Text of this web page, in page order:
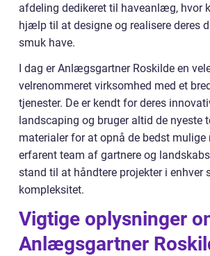
afdeling dedikeret til haveanlæg, hvor
hjælp til at designe og realisere deres
smuk have.
I dag er Anlægsgartner Roskilde en
velrenommeret virksomhed med et
tjenester. De er kendt for deres
landscaping og bruger altid de nyeste
materialer for at opnå de bedst mulige
erfarent team af gartnere og
stand til at håndtere projekter i enhver
kompleksitet.
Vigtige oplysninger
Anlægsgartner